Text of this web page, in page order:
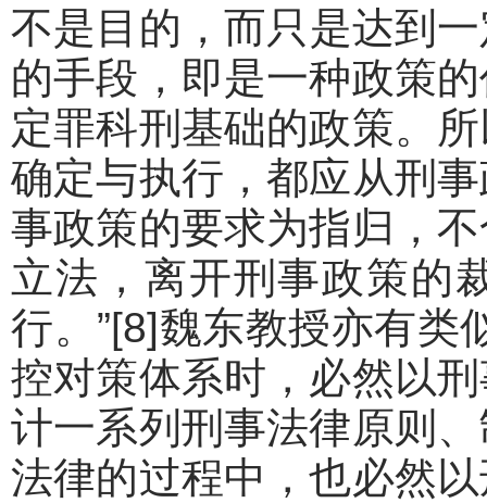
不是目的，而只是达到
的手段，即是一种政策
定罪科刑基础的政策。
确定与执行，都应从刑
事政策的要求为指归，
立法，离开刑事政策的
行。”[8]魏东教授亦有类
控对策体系时，必然以
计一系列刑事法律原则
法律的过程中，也必然